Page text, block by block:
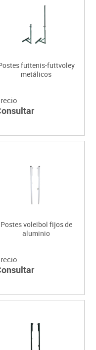
futtenis-futtvoley
metálicos
Postes voleibol fijos de
aluminio